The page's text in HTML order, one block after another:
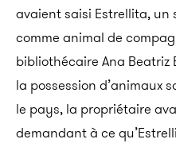
avaient saisi Estrellita,
comme animal de
bibliothécaire Ana Beatriz
la possession d’animaux
le pays, la propriétaire
demandant à ce